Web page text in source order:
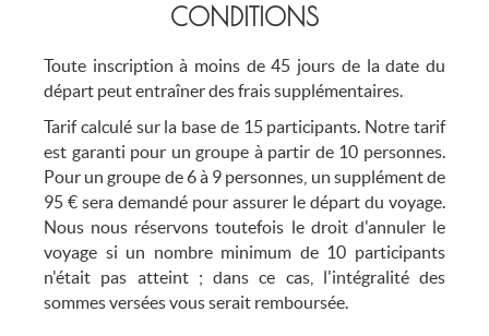
CONDITIONS
Toute inscription à moins de 45 jours de la date du
départ peut entraîner des frais supplémentaires.
Tarif calculé sur la base de 15 participants. Notre tarif
est garanti pour un groupe à partir de 10 personnes.
Pour un groupe de 6 à 9 personnes, un supplément de
95 € sera demandé pour assurer le départ du voyage.
Nous nous réservons toutefois le droit d'annuler le
voyage si un nombre minimum de 10 participants
n'était pas atteint ; dans ce cas, l'intégralité des
sommes versées vous serait remboursée.